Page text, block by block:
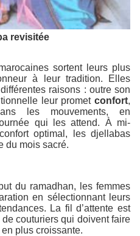
revisitée
sortent leurs plus
à leur tradition. Elles
raisons : outre son
leur promet confort,
les mouvements, en
qui les attend. À mi-
optimal, les djellabas
du mois sacré.
du ramadhan, les femmes
en sélectionnant leurs
La fil d’attente est
couturiers qui doivent faire
plus croissante.